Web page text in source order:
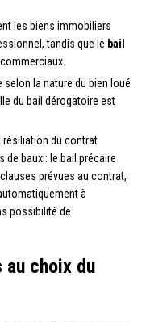
les biens immobiliers
tandis que le bail
selon la nature du bien loué
du bail dérogatoire est
résiliation du contrat
de baux : le bail précaire
prévues au contrat,
à
possibilité de
choix du